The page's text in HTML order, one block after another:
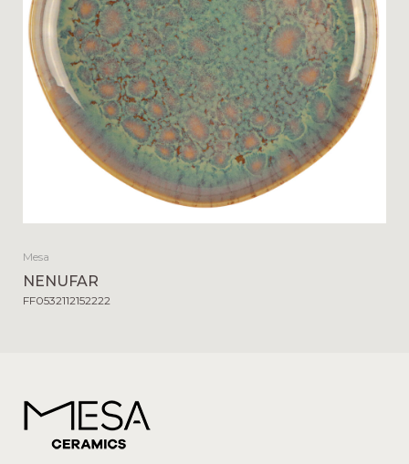
Mesa
NENUFAR
FF0532112152222